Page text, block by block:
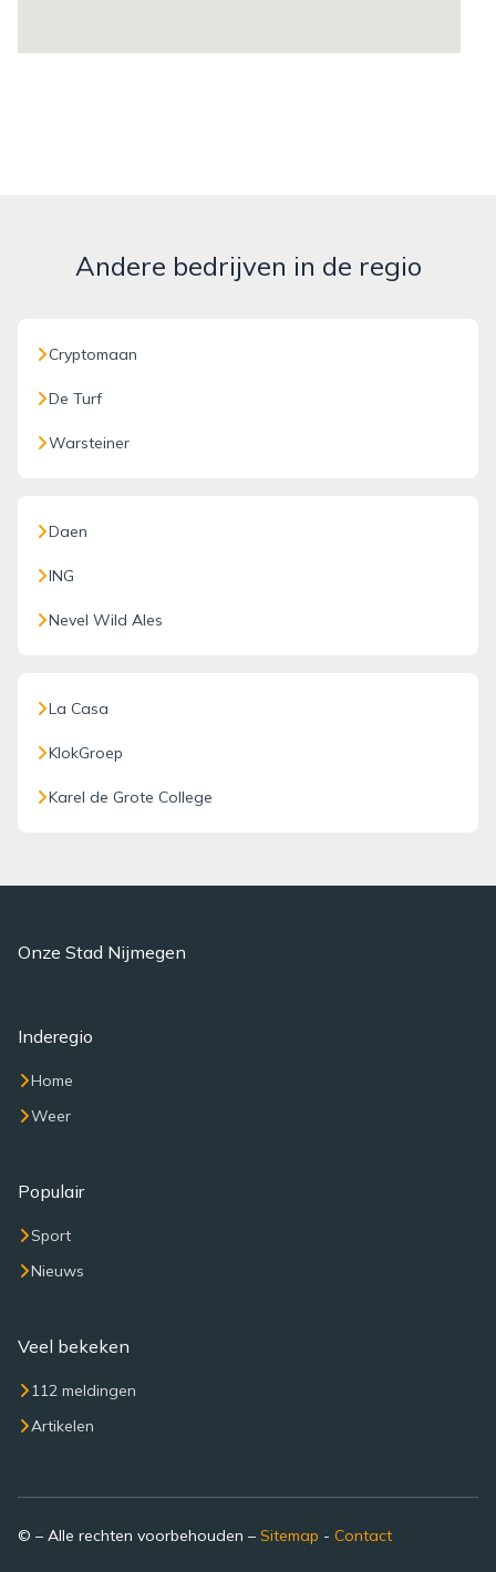
Andere bedrijven in de regio
Cryptomaan
De Turf
Warsteiner
Daen
ING
Nevel Wild Ales
La Casa
KlokGroep
Karel de Grote College
Onze Stad Nijmegen
Inderegio
Home
Weer
Populair
Sport
Nieuws
Veel bekeken
112 meldingen
Artikelen
© – Alle rechten voorbehouden – Sitemap - Contact